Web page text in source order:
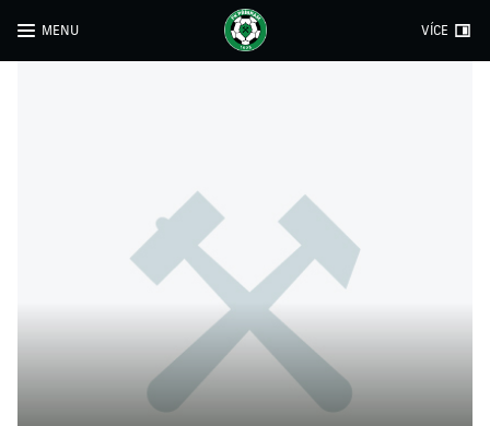
MENU VÍCE